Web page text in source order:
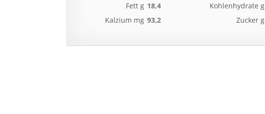
Fett g 18,4
Kalzium mg 93,2
Kohlenhydrate g
Zucker g